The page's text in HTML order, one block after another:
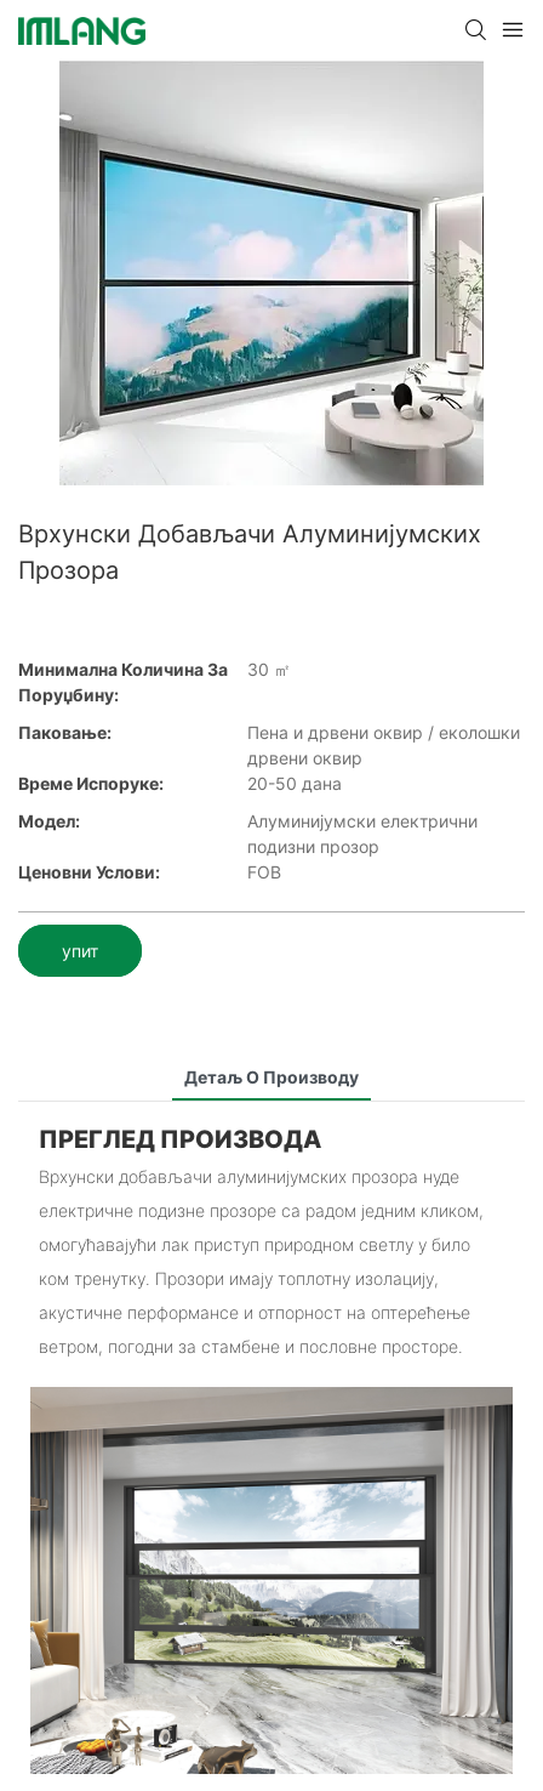
Врхунски Добављачи Алуминијумских
Прозора
Минимална Количина За
Поруџбину:
30 ㎡
Паковање:
Пена и дрвени оквир / еколошки
дрвени оквир
Време Испоруке:
20-50 дана
Модел:
Алуминијумски електрични
подизни прозор
Ценовни Услови:
FOB
упит
Детаљ О Производу
ПРЕГЛЕД ПРОИЗВОДА
Врхунски добављачи алуминијумских прозора нуде
електричне подизне прозоре са радом једним кликом,
омогућавајући лак приступ природном светлу у било
ком тренутку. Прозори имају топлотну изолацију,
акустичне перформансе и отпорност на оптерећење
ветром, погодни за стамбене и пословне просторе.